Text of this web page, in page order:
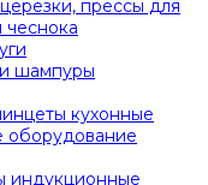
прессы для
шампуры
кухонные
оборудование
индукционные